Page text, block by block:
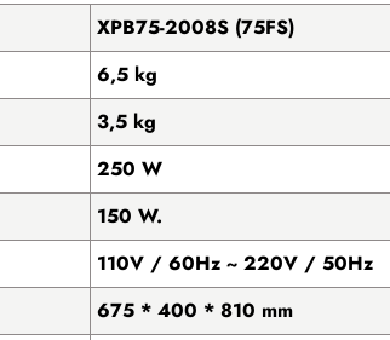
XPB75-2008S (75FS)
6,5 kg
3,5 kg
250 W
150 W.
110V / 60Hz ~ 220V / 50Hz
675 * 400 * 810 mm